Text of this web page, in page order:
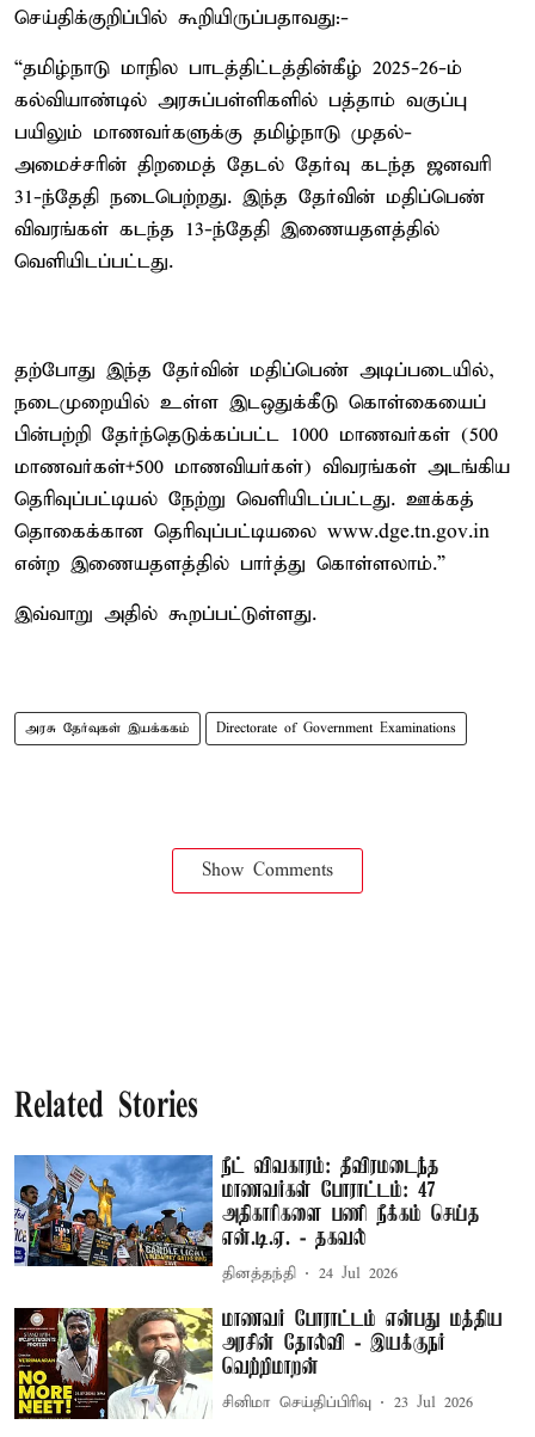
செய்திக்குறிப்பில் கூறியிருப்பதாவது:-
“தமிழ்நாடு மாநில பாடத்திட்டத்தின்கீழ் 2025-26-ம்
கல்வியாண்டில் அரசுப்பள்ளிகளில் பத்தாம் வகுப்பு
பயிலும் மாணவர்களுக்கு தமிழ்நாடு முதல்-
அமைச்சரின் திறமைத் தேடல் தேர்வு கடந்த ஜனவரி
31-ந்தேதி நடைபெற்றது. இந்த தேர்வின் மதிப்பெண்
விவரங்கள் கடந்த 13-ந்தேதி இணையதளத்தில்
வெளியிடப்பட்டது.
தற்போது இந்த தேர்வின் மதிப்பெண் அடிப்படையில்,
நடைமுறையில் உள்ள இடஒதுக்கீடு கொள்கையைப்
பின்பற்றி தேர்ந்தெடுக்கப்பட்ட 1000 மாணவர்கள் (500
மாணவர்கள்+500 மாணவியர்கள்) விவரங்கள் அடங்கிய
தெரிவுப்பட்டியல் நேற்று வெளியிடப்பட்டது. ஊக்கத்
தொகைக்கான தெரிவுப்பட்டியலை www.dge.tn.gov.in
என்ற இணையதளத்தில் பார்த்து கொள்ளலாம்.”
இவ்வாறு அதில் கூறப்பட்டுள்ளது.
அரசு தேர்வுகள் இயக்ககம் Directorate of Government Examinations
Show Comments
Related Stories
நீட் விவகாரம்: தீவிரமடைந்த
மாணவர்கள் போராட்டம்: 47
அதிகாரிகளை பணி நீக்கம் செய்த
என்.டி.ஏ. - தகவல்
தினத்தந்தி 24 Jul 2026
மாணவர் போராட்டம் என்பது மத்திய
அரசின் தோல்வி - இயக்குநர்
வெற்றிமாறன்
சினிமா செய்திப்பிரிவு 23 Jul 2026